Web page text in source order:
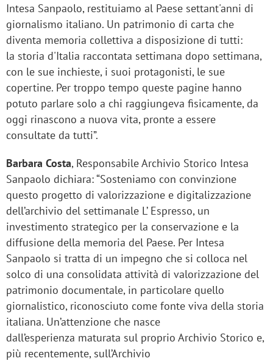
Intesa Sanpaolo, restituiamo al Paese settant'anni di
giornalismo italiano. Un patrimonio di carta che
diventa memoria collettiva a disposizione di tutti:
la storia d'Italia raccontata settimana dopo settimana,
con le sue inchieste, i suoi protagonisti, le sue
copertine. Per troppo tempo queste pagine hanno
potuto parlare solo a chi raggiungeva fisicamente, da
oggi rinascono a nuova vita, pronte a essere
consultate da tutti”.
Barbara Costa, Responsabile Archivio Storico Intesa
Sanpaolo dichiara: “Sosteniamo con convinzione
questo progetto di valorizzazione e digitalizzazione
dell’archivio del settimanale L’ Espresso, un
investimento strategico per la conservazione e la
diffusione della memoria del Paese. Per Intesa
Sanpaolo si tratta di un impegno che si colloca nel
solco di una consolidata attività di valorizzazione del
patrimonio documentale, in particolare quello
giornalistico, riconosciuto come fonte viva della storia
italiana. Un’attenzione che nasce
dall’esperienza maturata sul proprio Archivio Storico e,
più recentemente, sull’Archivio